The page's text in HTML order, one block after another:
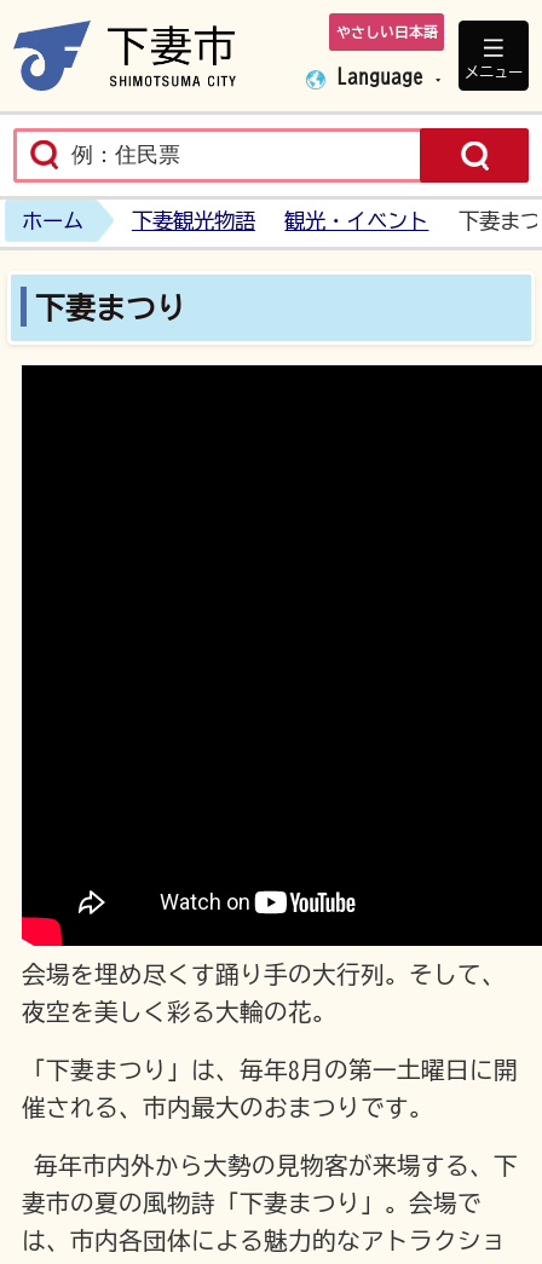
下妻市ホームペ
やさしい日本語
Language メニュー
ホーム 下妻観光物語 観光・イベント 下妻ま
下妻まつり
会場を埋め尽くす踊り手の大行列。そして、
夜空を美しく彩る大輪の花。
「下妻まつり」は、毎年8月の第一土曜日に開
催される、市内最大のおまつりです。
毎年市内外から大勢の見物客が来場する、下
妻市の夏の風物詩「下妻まつり」。会場で
は、市内各団体による魅力的なアトラクショ